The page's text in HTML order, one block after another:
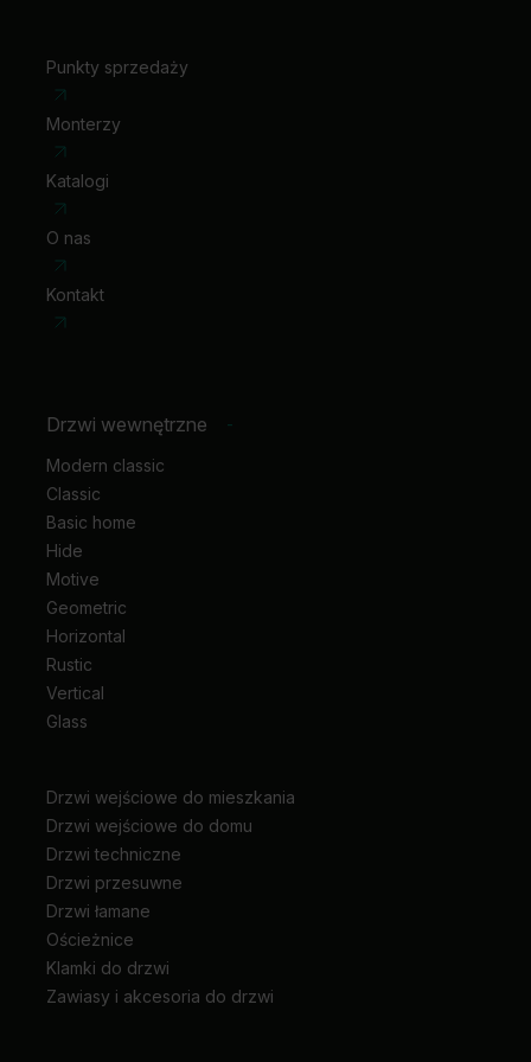
Punkty sprzedaży
Monterzy
Katalogi
O nas
Kontakt
Drzwi wewnętrzne -
Modern classic
Classic
Basic home
Hide
Motive
Geometric
Horizontal
Rustic
Vertical
Glass
Drzwi wejściowe do mieszkania
Drzwi wejściowe do domu
Drzwi techniczne
Drzwi przesuwne
Drzwi łamane
Ościeżnice
Klamki do drzwi
Zawiasy i akcesoria do drzwi